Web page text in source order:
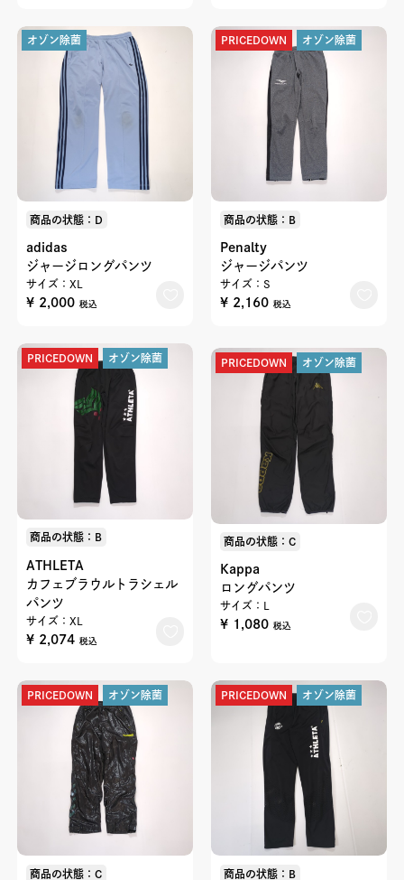
オゾン除菌
商品の状態：D
adidas
ジャージロングパンツ
サイズ：XL
¥ 2,000 税込
PRICEDOWN オゾン除菌
商品の状態：B
Penalty
ジャージパンツ
サイズ：S
¥ 2,160 税込
PRICEDOWN オゾン除菌
商品の状態：B
ATHLETA
カフェブラウルトラシェル
パンツ
サイズ：XL
¥ 2,074 税込
PRICEDOWN オゾン除菌
商品の状態：C
Kappa
ロングパンツ
サイズ：L
¥ 1,080 税込
PRICEDOWN オゾン除菌
商品の状態：C
PRICEDOWN オゾン除菌
商品の状態：B